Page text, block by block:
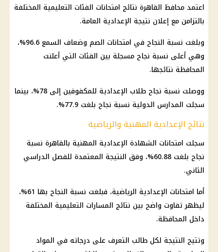
اعتمد محافظ القاهرة نتائج امتحانات الفئات التعليمية المختلفة
بالتزامن مع إعلان نتيجة الإعدادية العامة.
وبلغت نسبة النجاح في امتحانات
الصم وضعاف السمع 96.6%،
وهي أعلى نسبة نجاح مسجلة بين الفئات التي أعلنت
المحافظة نتائجها.
ووصلت نسبة نجاح طلاب الإعدادية للمكفوفين إلى 78%، بينما
سجلت المدارس الدولية نسبة نجاح بلغت 77.9%.
نتائج الإعدادية المهنية والرياضية
سجلت امتحانات الشهادة الإعدادية المهنية بالقاهرة نسبة
نجاح بلغت 60.88%، وفق النتيجة المعتمدة للفصل الدراسي
الثاني.
أما امتحانات الإعدادية الرياضية، فبلغت نسبة النجاح بها 61%،
ليظهر تفاوت واضح بين نتائج المسارات التعليمية المختلفة
داخل المحافظة.
وتتيح النتيجة لكل طالب التعرف على درجاته في المواد